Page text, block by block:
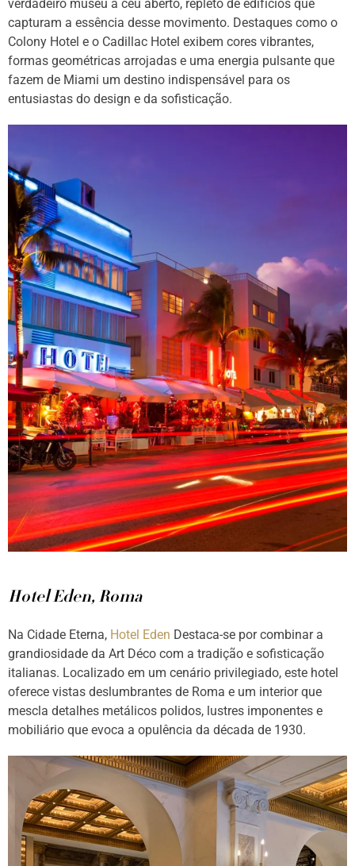
verdadeiro museu a céu aberto, repleto de edifícios que
capturam a essência desse movimento. Destaques como o
Colony Hotel e o Cadillac Hotel exibem cores vibrantes,
formas geométricas arrojadas e uma energia pulsante que
fazem de Miami um destino indispensável para os
entusiastas do design e da sofisticação.
Hotel Eden, Roma
Na Cidade Eterna, Hotel Eden Destaca-se por combinar a
grandiosidade da Art Déco com a tradição e sofisticação
italianas. Localizado em um cenário privilegiado, este hotel
oferece vistas deslumbrantes de Roma e um interior que
mescla detalhes metálicos polidos, lustres imponentes e
mobiliário que evoca a opulência da década de 1930.